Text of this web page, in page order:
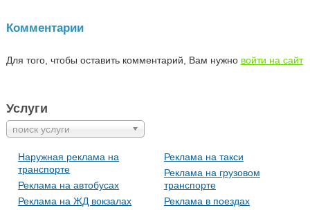
Комментарии
Для того, чтобы оставить комментарий, Вам нужно войти на сайт
Услуги
поиск услуги
Наружная реклама на
транспорте
Реклама на автобусах
Реклама на ЖД вокзалах
Реклама на такси
Реклама на грузовом
транспорте
Реклама в поездах